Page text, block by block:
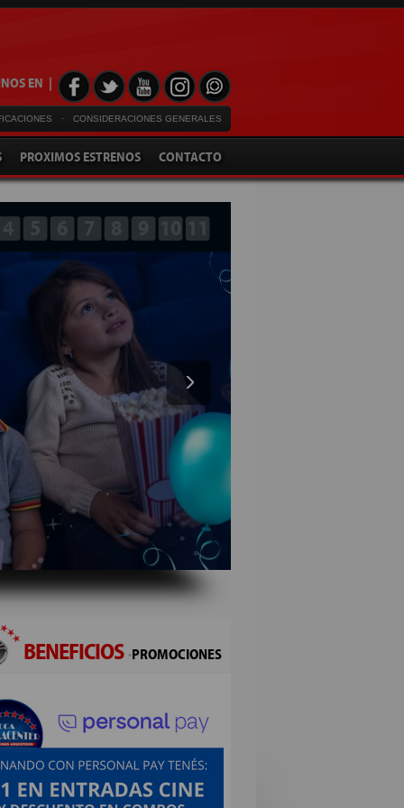
EN |
· CONSIDERACIONES GENERALES
PROXIMOS ESTRENOS CONTACTO
BENEFICIOS ·PROMOCIONES